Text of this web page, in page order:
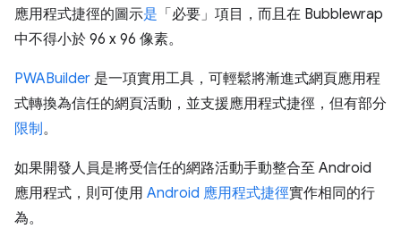
應用程式捷徑的圖示是 「必要」項目，而且在 Bubblewrap
中不得小於 96 x 96 像素。
PWABuilder 是一項實用工具，可輕鬆將漸進式網頁應用程
式轉換為信任的網頁活動，並支援應用程式捷徑，但有部分
限制。
如果開發人員是將受信任的網路活動手動整合至 Android
應用程式，則可使用 Android 應用程式捷徑實作相同的行
為。